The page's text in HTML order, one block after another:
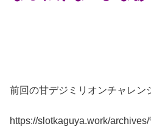
前回の甘デジミリオンチャレン
https://slotkaguya.work/